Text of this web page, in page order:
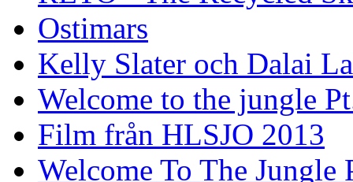
Ostimars
Kelly Slater och Dalai
Welcome to the jungle
Film från HLSJO 2013
Welcome To The Jungle